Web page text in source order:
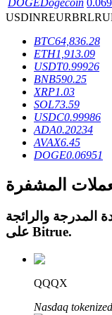
USDINREURBRL
BTC64,836.28
ETH1,913.09
USDT0.99926
BNB590.25
XRP1.03
SOL73.59
USDC0.99986
ADA0.20234
AVAX6.45
DOGE0.06951
المشفرة
المدرجة والرائجة
Bitrue.
QQQX
Nasdaq